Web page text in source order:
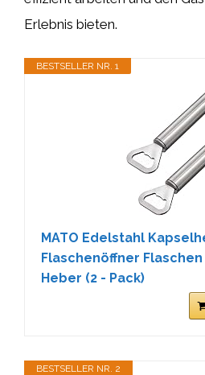
Erlebnis bieten.
BESTSELLER NR. 1
MATO Edelstahl
Flaschenöffner
Heber (2 - Pack)
BESTSELLER NR. 2